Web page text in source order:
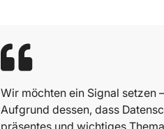
Wir möchten ein Signal setzen
Aufgrund dessen, dass
präsentes und wichtiges